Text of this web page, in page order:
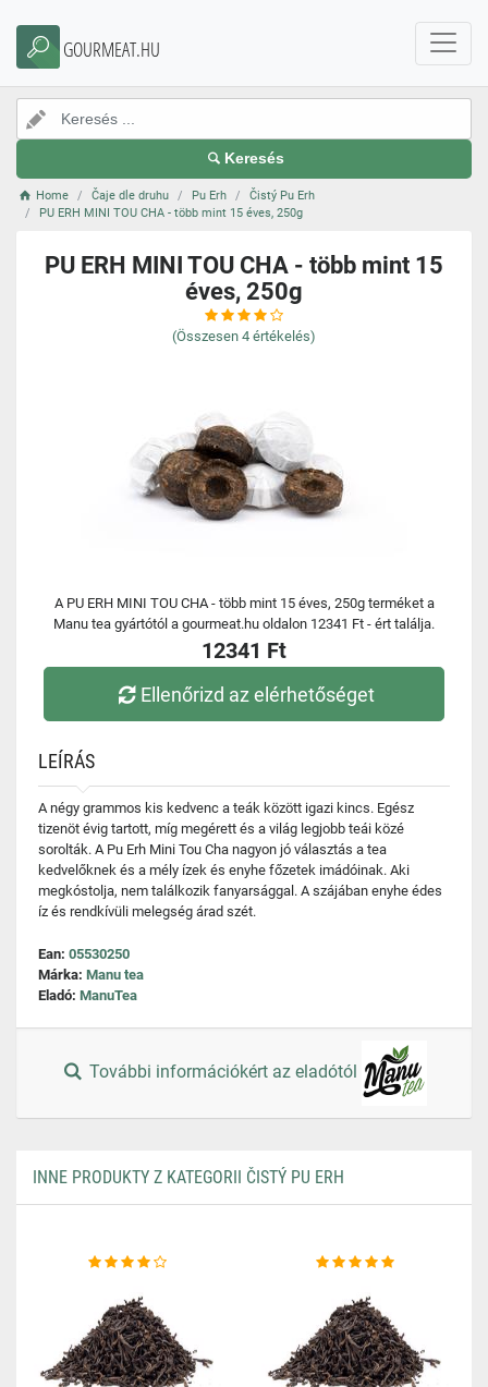
GOURMEAT.HU
Keresés
Home Čaje dle druhu Pu Erh
Čistý Pu Erh
PU ERH MINI TOU CHA - több mint 15 éves, 250g
PU ERH MINI TOU CHA - több mint 15
éves, 250g
(Összesen 4 értékelés)
A PU ERH MINI TOU CHA - több mint 15 éves, 250g terméket a
Manu tea gyártótól a gourmeat.hu oldalon 12341 Ft - ért találja.
12341 Ft
Ellenőrizd az elérhetőséget
LEÍRÁS
A négy grammos kis kedvenc a teák között igazi kincs. Egész
tizenöt évig tartott, míg megérett és a világ legjobb teái közé
sorolták. A Pu Erh Mini Tou Cha nagyon jó választás a tea
kedvelőknek és a mély ízek és enyhe főzetek imádóinak. Aki
megkóstolja, nem találkozik fanyarsággal. A szájában enyhe édes
íz és rendkívüli melegség árad szét.
Ean: 05530250
Márka: Manu tea
Eladó: ManuTea
További információkért az eladótól
INNE PRODUKTY Z KATEGORII ČISTÝ PU ERH